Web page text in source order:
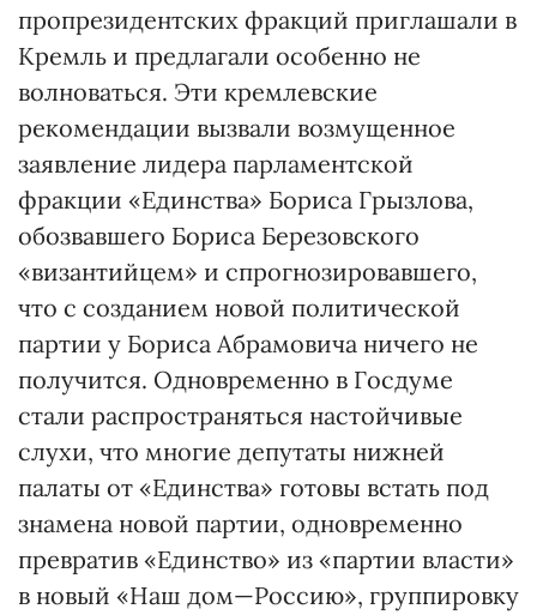
пропрезидентских фракций приглашали в
Кремль и предлагали особенно не
волноваться. Эти кремлевские
рекомендации вызвали возмущенное
заявление лидера парламентской
фракции «Единства» Бориса Грызлова,
обозвавшего Бориса Березовского
«византийцем» и спрогнозировавшего,
что с созданием новой политической
партии у Бориса Абрамовича ничего не
получится. Одновременно в Госдуме
стали распространяться настойчивые
слухи, что многие депутаты нижней
палаты от «Единства» готовы встать под
знамена новой партии, одновременно
превратив «Единство» из «партии власти»
в новый «Наш дом—Россию», группировку